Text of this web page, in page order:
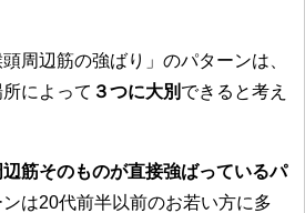
周辺筋の強ばり」のパターンは、
によって ３つに大別 できると考え
辺筋そのものが直接強ばっているパ
は20代前半以前のお若い方に多